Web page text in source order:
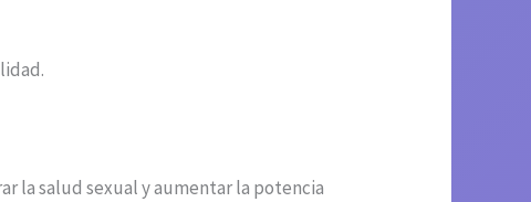
la salud sexual y aumentar la potencia